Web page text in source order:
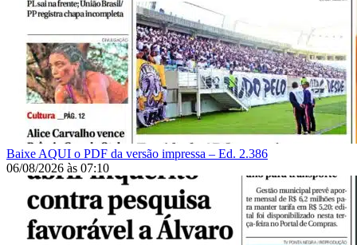
Baixe AQUI o PDF da versão impressa – Ed. 2.386
06/08/2026 às 07:10